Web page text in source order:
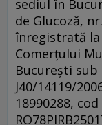
sediul în
de Glucoză,
înregistrată
Comerţului
Bucureşti sub
J40/14119/
18990288, cod